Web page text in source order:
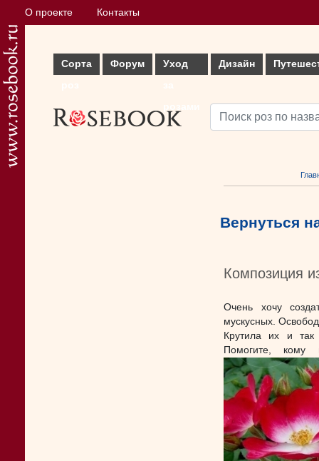
О проекте Контакты
Сорта
Форум
Уход
Дизайн
Вернуться
Композиция
Очень хочу
мускусных.
Крутила их и так
Помогите, кому